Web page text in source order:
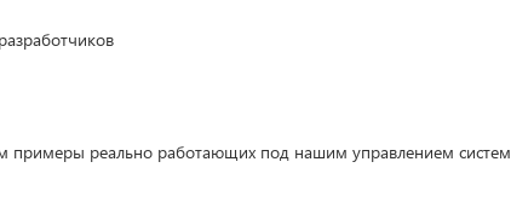
примеры реально работающих под нашим управлением систем